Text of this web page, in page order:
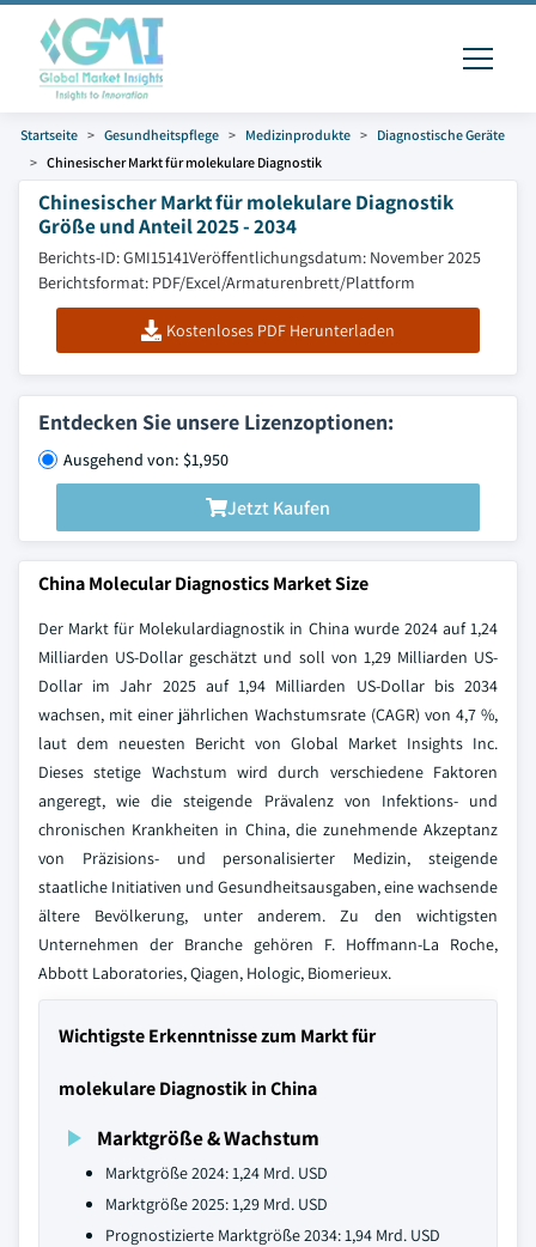
Startseite Gesundheitspflege Medizinprodukte
Diagnostische Geräte
Chinesischer Markt für molekulare Diagnostik
Chinesischer Markt für molekulare Diagnostik
Größe und Anteil 2025 - 2034
Berichts-ID: GMI15141Veröffentlichungsdatum: November 2025
Berichtsformat: PDF/Excel/Armaturenbrett/Plattform
Kostenloses PDF Herunterladen
Entdecken Sie unsere Lizenzoptionen:
Ausgehend von: $1,950
Jetzt Kaufen
China Molecular Diagnostics Market Size
Der Markt für Molekulardiagnostik in China wurde 2024 auf 1,24
Milliarden US-Dollar geschätzt und soll von 1,29 Milliarden US-
Dollar im Jahr 2025 auf 1,94 Milliarden US-Dollar bis 2034
wachsen, mit einer jährlichen Wachstumsrate (CAGR) von 4,7 %,
laut dem neuesten Bericht von Global Market Insights Inc.
Dieses stetige Wachstum wird durch verschiedene Faktoren
angeregt, wie die steigende Prävalenz von Infektions- und
chronischen Krankheiten in China, die zunehmende Akzeptanz
von Präzisions- und personalisierter Medizin, steigende
staatliche Initiativen und Gesundheitsausgaben, eine wachsende
ältere Bevölkerung, unter anderem. Zu den wichtigsten
Unternehmen der Branche gehören F. Hoffmann-La Roche,
Abbott Laboratories, Qiagen, Hologic, Biomerieux.
Wichtigste Erkenntnisse zum Markt für
molekulare Diagnostik in China
Marktgröße & Wachstum
Marktgröße 2024: 1,24 Mrd. USD
Marktgröße 2025: 1,29 Mrd. USD
Prognostizierte Marktgröße 2034: 1,94 Mrd. USD